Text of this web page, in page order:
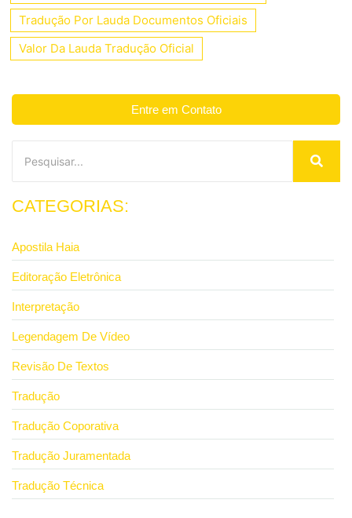
Tradução Por Lauda Documentos Oficiais
Valor Da Lauda Tradução Oficial
Entre em Contato
CATEGORIAS:
Apostila Haia
Editoração Eletrônica
Interpretação
Legendagem De Vídeo
Revisão De Textos
Tradução
Tradução Coporativa
Tradução Juramentada
Tradução Técnica